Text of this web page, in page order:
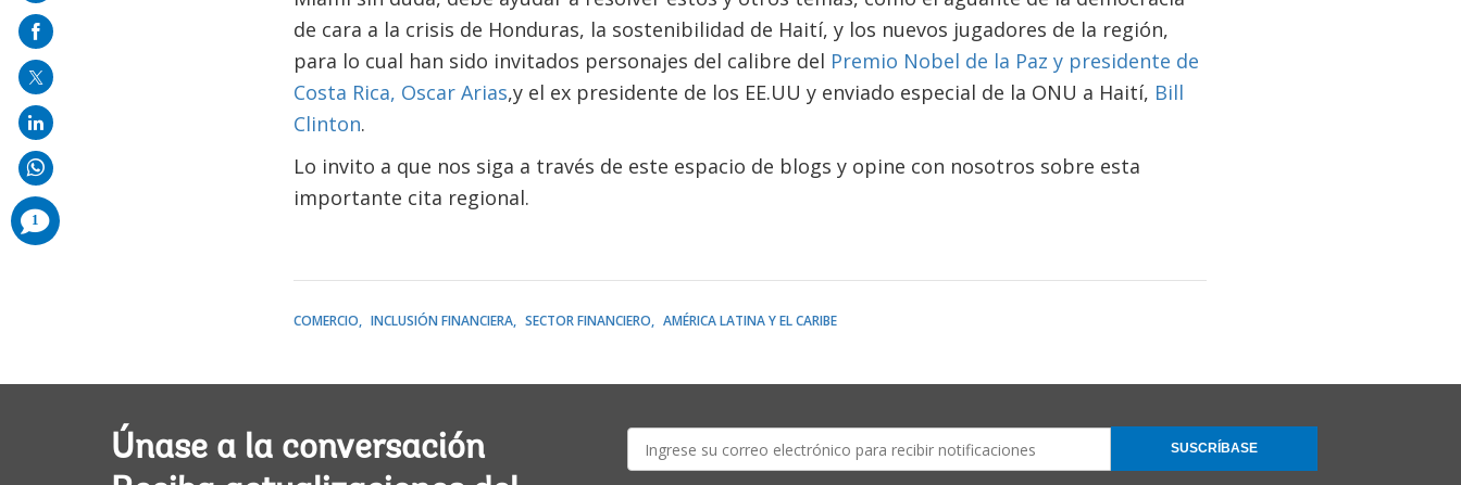
de cara a la crisis de Honduras, la sostenibilidad de Haití, y los nuevos jugadores de la región,
para lo cual han sido invitados personajes del calibre del Premio Nobel de la Paz y presidente de
Costa Rica, Oscar Arias,y el ex presidente de los EE.UU y enviado especial de la ONU a Haití, Bill
Clinton.
Lo invito a que nos siga a través de este espacio de blogs y opine con nosotros sobre esta
importante cita regional.
COMERCIO INCLUSIÓN FINANCIERA SECTOR FINANCIERO AMÉRICA LATINA Y EL CARIBE
Únase a la conversación
mail:
SUSCRÍBASE
on
mail
1
comments
added